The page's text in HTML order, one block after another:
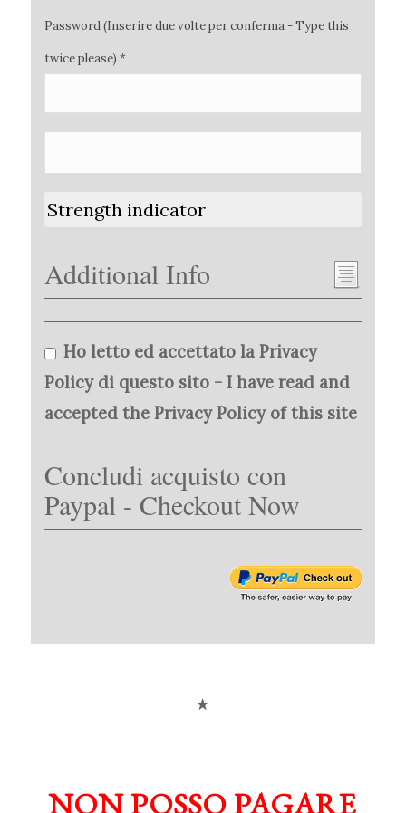
Password (Inserire due volte per conferma - Type this
twice please) *
Strength indicator
Additional Info
Ho letto ed accettato la Privacy
Policy di questo sito - I have read and
accepted the Privacy Policy of this site
Concludi acquisto con
Paypal - Checkout Now
NON POSSO PAGARE